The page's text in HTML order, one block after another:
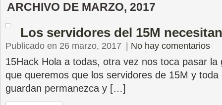
ARCHIVO DE MARZO, 2017
Los servidores del 15M
Publicado en 26 marzo, 2017 No hay comentarios
15Hack Hola a todas, otra vez nos toca pasar
que queremos que los servidores de 15M y toda
guardan permanezca y […]